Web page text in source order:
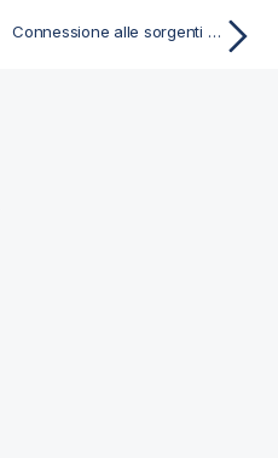
Connessione alle sorgenti dati negli script di caricamento